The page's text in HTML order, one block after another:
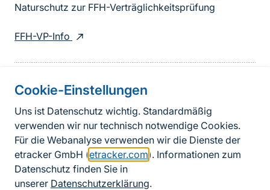
Cookie-Einstellungen
Uns ist Datenschutz wichtig. Standardmäßig
verwenden wir nur technisch notwendige Cookies.
Für die Webanalyse verwenden wir die Dienste der
etracker GmbH (etracker.com ). Informationen zum
Datenschutz finden Sie in
unserer Datenschutzerklärung.
Naturschutz zur FFH-Verträglichkeitsprüfung
FFH-VP-Info
Informationen zur Seite
FußzeileKontakt zum BfN
Kontaktformular
Erklärung zur Barrierefreiheit